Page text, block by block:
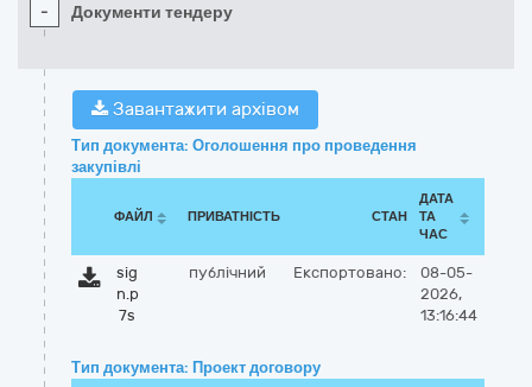
- Документи тендеру
Завантажити архівом
Тип документа: Оголошення про проведення
закупівлі
ФАЙЛ ПРИВАТНІСТЬ СТАН
ДАТА
ТА
ЧАС
sig
n.p
7s
публічний Експортовано:
08-05-
2026,
13:16:44
Тип документа: Проект договору